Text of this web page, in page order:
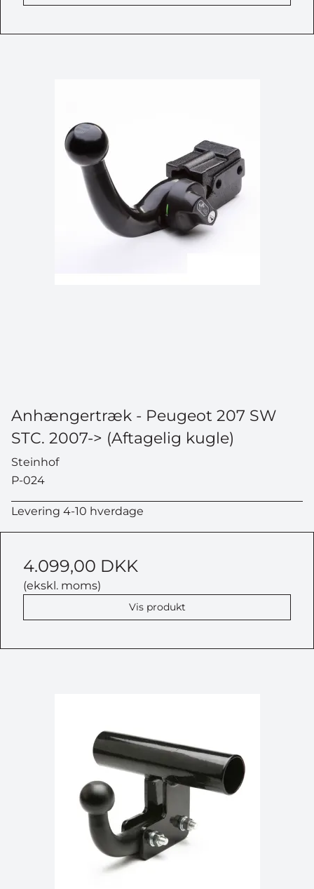
Anhængertræk - Peugeot 207 SW
STC. 2007-> (Aftagelig kugle)
Steinhof
P-024
Levering 4-10 hverdage
4.099,00 DKK
(ekskl. moms)
Vis produkt